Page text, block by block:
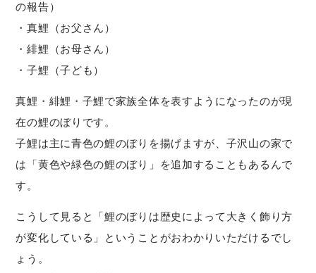
の報告）
・真鯉（お父さん）
・緋鯉（お母さん）
・子鯉（子ども）
真鯉・緋鯉・子鯉で家族全体を表すようになったのが現
在の鯉のぼりです。
子鯉は主に青色の鯉のぼりを揚げますが、子沢山の家で
は「黄色や緑色の鯉のぼり」を追加することもあるんで
す。
こうして見ると「鯉のぼりは歴史によって大きく飾り方
が変化している」ということがおわかりいただけるでし
ょう。